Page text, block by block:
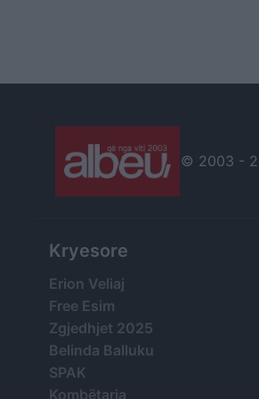
© 2003 -
Kryesore
Erion Veliaj
Free Esim
Zgjedhjet 2025
Belinda Balluku
SPAK
Kombëtarja